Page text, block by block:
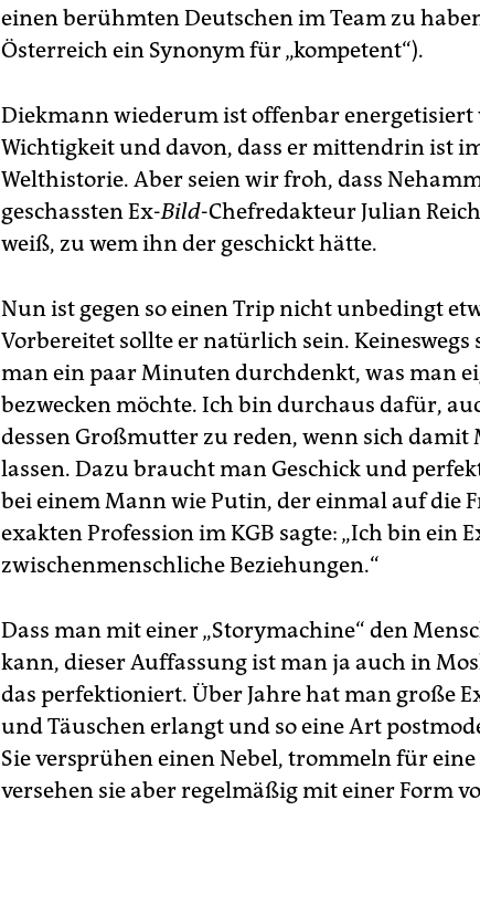
einen berühmten Deutschen im Team zu
Österreich ein Synonym für „kompetent“).
Diekmann wiederum ist offenbar energetisiert
Wichtigkeit und davon, dass er mittendrin ist
Welthistorie. Aber seien wir froh, dass
geschassten Ex-Bild-Chefredakteur Julian
weiß, zu wem ihn der geschickt hätte.
Nun ist gegen so einen Trip nicht unbedingt
Vorbereitet sollte er natürlich sein. Keineswegs
man ein paar Minuten durchdenkt, was man
bezwecken möchte. Ich bin durchaus dafür,
dessen Großmutter zu reden, wenn sich damit
lassen. Dazu braucht man Geschick und
bei einem Mann wie Putin, der einmal auf die
exakten Profession im KGB sagte: „Ich bin ein
zwischenmenschliche Beziehungen.“
Dass man mit einer „Storymachine“ den
kann, dieser Auffassung ist man ja auch in
das perfektioniert. Über Jahre hat man große
und Täuschen erlangt und so eine Art
Sie versprühen einen Nebel, trommeln für eine
versehen sie aber regelmäßig mit einer Form